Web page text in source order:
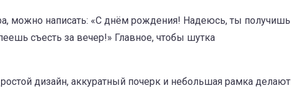
можно написать: «С днём рождения! Надеюсь, ты получишь
съесть за вечер!» Главное, чтобы шутка
дизайн, аккуратный почерк и небольшая рамка делают